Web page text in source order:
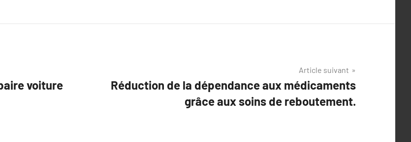
voiture
Article suivant
Réduction de la dépendance aux médicaments
grâce aux soins de reboutement.